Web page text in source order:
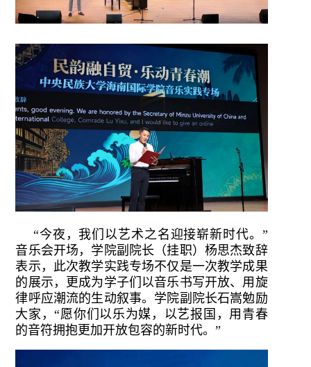
“今夜，我们以艺术之名迎接崭新时代。”
音乐会开场，学院副院长（挂职）杨思杰致辞
表示，此次教学实践专场不仅是一次教学成果
的展示，更成为学子们以音乐书写开放、用旋
律呼应潮流的生动叙事。学院副院长石嵩勉励
大家，“愿你们以乐为媒，以艺报国，用青春
的音符拥抱更加开放包容的新时代。”